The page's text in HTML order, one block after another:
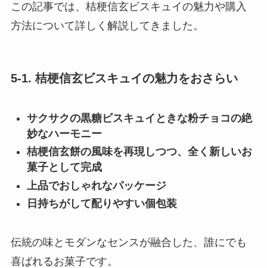
この記事では、桔梗信玄ビスキュイの魅力や購入
方法について詳しく解説してきました。
5-1. 桔梗信玄ビスキュイの魅力をおさらい
サクサクの黒糖ビスキュイときな粉チョコの絶
妙なハーモニー
桔梗信玄餅の風味を再現しつつ、全く新しいお
菓子として完成
上品でおしゃれなパッケージ
日持ちがして配りやすい個包装
伝統の味とモダンなセンスが融合した、誰にでも
喜ばれるお菓子です。